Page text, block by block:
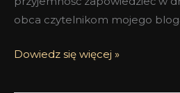
obca czytelnikom mojego
Dowiedz się więcej »